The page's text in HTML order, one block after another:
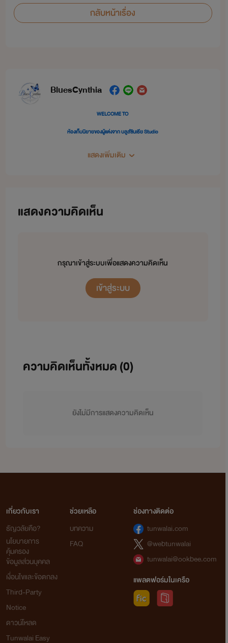
กลับหน้าเรื่อง
BluesCynthia
WELCOME TO
ห้องเก็บนิยายของผู้แต่งจาก บลูส์ซินเธีย Studio
นิยายในห้องนี้อาจจะถูกวางปะปนกัน แต่ก็อยากให้มีสักเล่มที่ถูกค้นพบ หวังว่าจะมีเล่มไหนถูกใจคุณ
และได้โปรดอย่าลืม...ว่านี่คือนิยาย
แสดงเพิ่มเติม
แสดงความคิดเห็น
กรุณาเข้าสู่ระบบเพื่อแสดงความคิดเห็น
เข้าสู่ระบบ
ความคิดเห็นทั้งหมด (0)
ยังไม่มีการแสดงความคิดเห็น
เกี่ยวกับเรา
ธัญวลัยคือ?
นโยบายการ
คุ้มครอง
ข้อมูลส่วนบุคคล
เงื่อนไขและข้อตกลง
Third-Party
Notice
ดาวน์โหลด
Tunwalai Easy
ช่วยเหลือ
บทความ
FAQ
ช่องทางติดต่อ
tunwalai.com
@webtunwalai
tunwalai@ookbee.com
แพลตฟอร์มในเครือ